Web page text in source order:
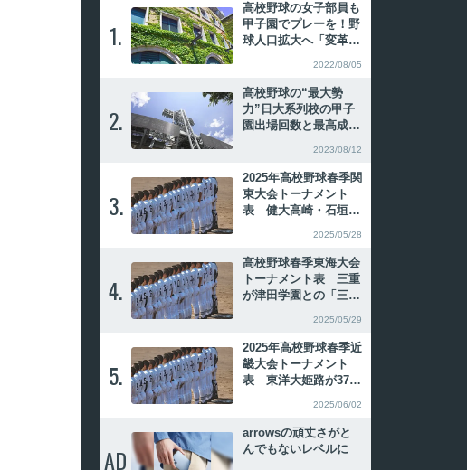
1.
高校野球の女子部員も
甲子園でプレーを！野
球人口拡大へ「変革の
2022/08/05
2.
高校野球の“最大勢
力”日大系列校の甲子
園出場回数と最高成
2023/08/12
3.
2025年高校野球春季関
東大会トーナメント
表 健大高崎・石垣元
2025/05/28
4.
高校野球春季東海大会
トーナメント表 三重
が津田学園との「三重
2025/05/29
5.
2025年高校野球春季近
畿大会トーナメント
表 東洋大姫路が37年
2025/06/02
AD
arrowsの頑丈さがと
んでもないレベルに